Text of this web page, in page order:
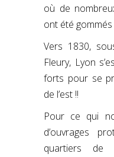
où de
ont été gommés
Vers 1830,
Fleury, Lyon
forts pour se
de l’est !!
Pour ce qui
d’ouvrages
quartiers de